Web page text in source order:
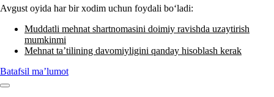
Avgust oyida har bir хodim uchun foydali boʻladi:
Muddatli mehnat shartnomasini doimiy ravishda uzaytirish
mumkinmi
Mehnat ta’tilining davomiyligini qanday hisoblash kerak
Batafsil ma’lumot